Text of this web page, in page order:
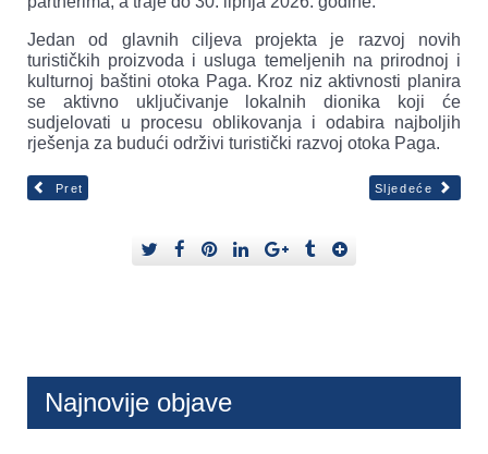
Jedan od glavnih ciljeva projekta je razvoj novih
turističkih proizvoda i usluga temeljenih na prirodnoj i
kulturnoj baštini otoka Paga. Kroz niz aktivnosti planira
se aktivno uključivanje lokalnih dionika koji će
sudjelovati u procesu oblikovanja i odabira najboljih
rješenja za budući održivi turistički razvoj otoka Paga.
Pret Sljedeće
Najnovije objave